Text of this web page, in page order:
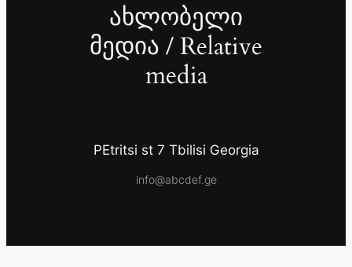
ახლობელი
მედია / Relative
media
PEtritsi st 7 Tbilisi Georgia
info@abcdef.ge